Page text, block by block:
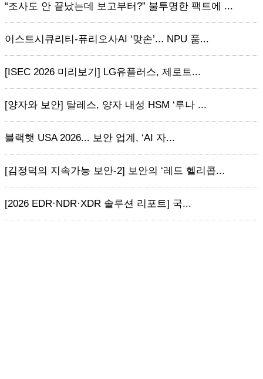
“조사도 안 끝났는데 보고부터?” 불투명한 팩트에 ...
이스트시큐리티-퓨리오사AI ‘맞손’... NPU 품...
[ISEC 2026 미리보기] LG유플러스, 제로트...
[양자와 보안] 탈레스, 양자 내성 HSM ‘루나 ...
블랙햇 USA 2026... 보안 업계, ‘AI 자...
[김정덕의 지속가능 보안-2] 보안의 ‘레드 헬리콥...
[2026 EDR·NDR·XDR 솔루션 리포트] 국...